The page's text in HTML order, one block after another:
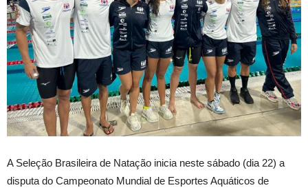
A Seleção Brasileira de Natação inicia neste sábado (dia 22) a
disputa do Campeonato Mundial de Esportes Aquáticos de